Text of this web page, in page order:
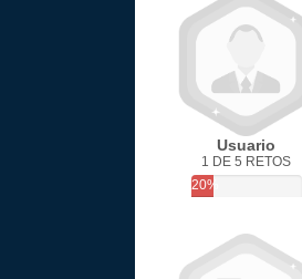
Usuario
1 DE 5 RETOS
20%